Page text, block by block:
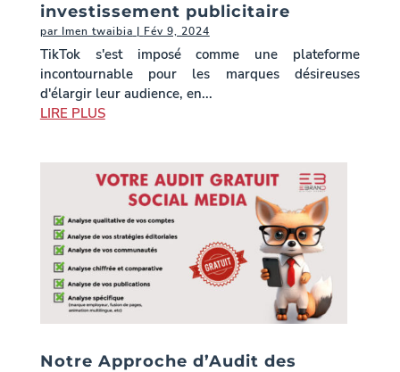
investissement publicitaire
par Imen twaibia | Fév 9, 2024
TikTok s'est imposé comme une plateforme
incontournable pour les marques désireuses
d'élargir leur audience, en...
LIRE PLUS
Notre Approche d’Audit des